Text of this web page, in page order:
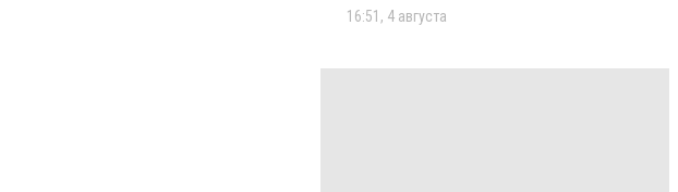
16:51, 4 августа